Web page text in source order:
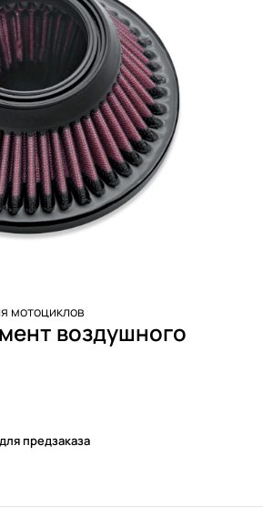
мотоциклов
воздушного
предзаказа